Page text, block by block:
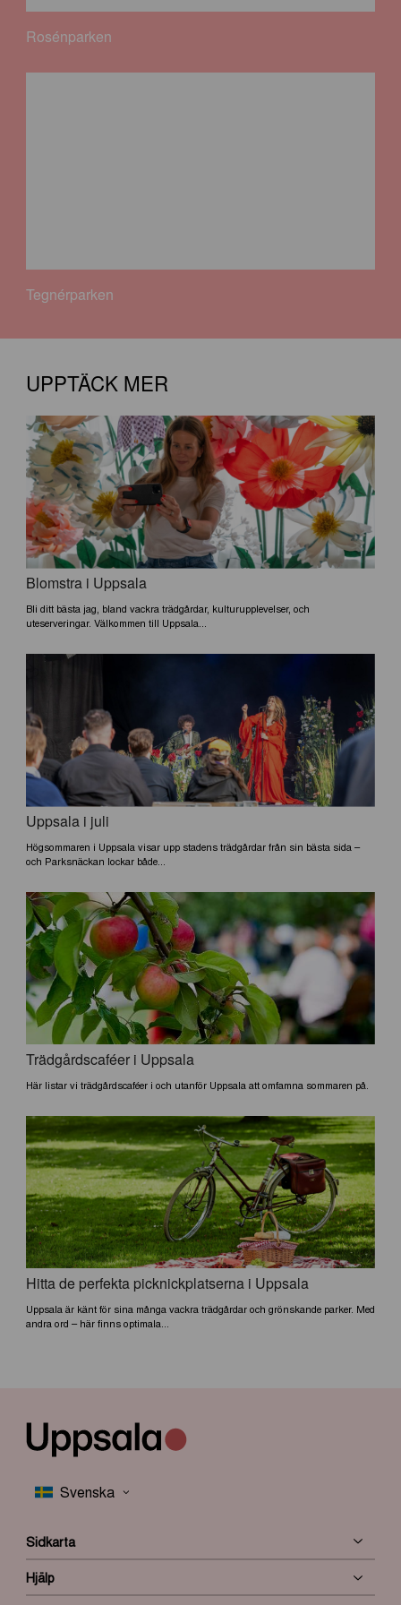
Rosénparken
Tegnérparken
UPPTÄCK MER
Blomstra i Uppsala
Bli ditt bästa jag, bland vackra trädgårdar, kulturupplevelser, och
uteserveringar. Välkommen till Uppsala...
Uppsala i juli
Högsommaren i Uppsala visar upp stadens trädgårdar från sin bästa sida –
och Parksnäckan lockar både...
Trädgårdscaféer i Uppsala
Här listar vi trädgårdscaféer i och utanför Uppsala att omfamna sommaren på.
Hitta de perfekta picknickplatserna i Uppsala
Uppsala är känt för sina många vackra trädgårdar och grönskande parker. Med
andra ord – här finns optimala...
Sidkarta
Hjälp